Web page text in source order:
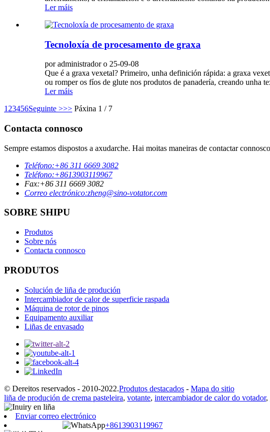
Ler máis
Tecnoloxía de procesamento de graxa
por administrador o 25-09-08
Que é a graxa vexetal? Primeiro, unha definición rápida: a graxa
ou romper os fíos de glute nos produtos de panadería, creando unha
Ler máis
1 23456Seguinte >>> Páxina 1 / 7
Contacta connosco
Sempre estamos dispostos a axudarche. Hai moitas maneiras de contactar
Teléfono:+86 311 6669 3082
Teléfono:+8613903119967
Fax:+86 311 6669 3082
Correo electrónico:zheng@sino-votator.com
SOBRE SHIPU
Produtos
Sobre nós
Contacta connosco
PRODUTOS
Solución de liña de produción
Intercambiador de calor de superficie raspada
Máquina de rotor de pinos
Equipamento auxiliar
Liñas de envasado
© Dereitos reservados - 2010-2022.Produtos destacados - Mapa do sitio
liña de produción de crema pasteleira, votante, intercambiador de calor do votador,
Enviar correo electrónico
+8613903119967